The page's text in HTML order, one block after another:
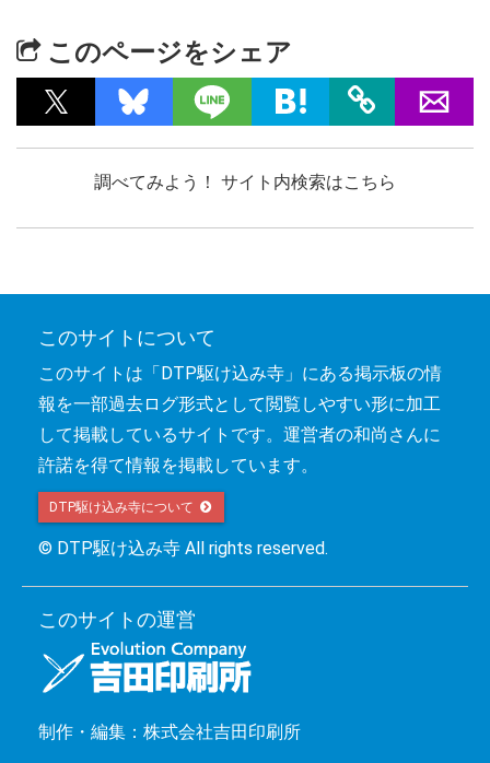
このページをシェア
調べてみよう！ サイト内検索はこちら
このサイトについて
このサイトは「DTP駆け込み寺」にある掲示板の情
報を一部過去ログ形式として閲覧しやすい形に加工
して掲載しているサイトです。運営者の和尚さんに
許諾を得て情報を掲載しています。
DTP駆け込み寺について
© DTP駆け込み寺 All rights reserved.
このサイトの運営
制作・編集：株式会社吉田印刷所